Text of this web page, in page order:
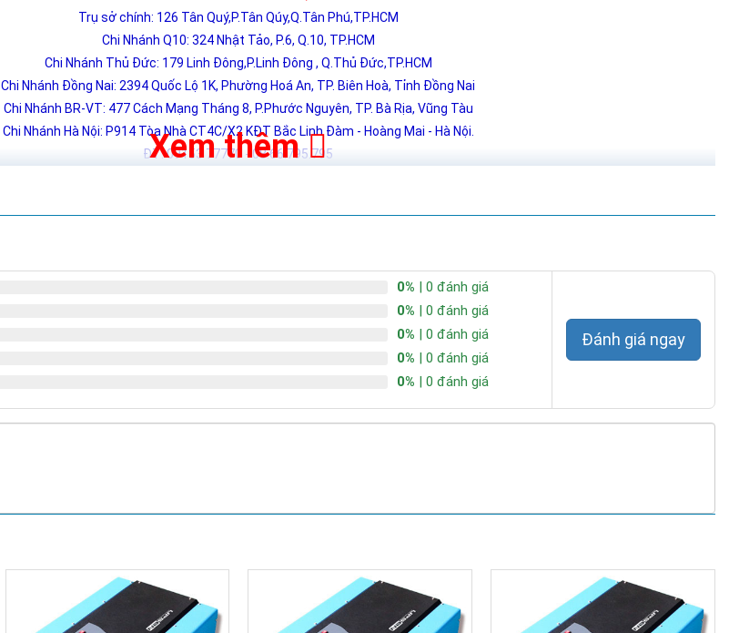
Trụ sở chính: 126 Tân Quý,P.Tân Qúy,Q.Tân Phú,TP.HCM
Chi Nhánh Q10: 324 Nhật Tảo, P.6, Q.10, TP.HCM
Chi Nhánh Thủ Đức: 179 Linh Đông,P.Linh Đông , Q.Thủ Đức,TP.HCM
Chi Nhánh Đồng Nai: 2394 Quốc Lộ 1K, Phường Hoá An, TP. Biên Hoà, Tỉnh Đồng Nai
Chi Nhánh BR-VT: 477 Cách Mạng Tháng 8, P.Phước Nguyên, TP. Bà Rịa, Vũng Tàu
Chi Nhánh Hà Nội: P914 Tòa Nhà CT4C/X2 KĐT Bắc Linh Đàm - Hoàng Mai - Hà Nội.
ĐT: 09153 77770 - 08.66.795.795
Xem thêm
0% | 0 đánh giá
0% | 0 đánh giá
0% | 0 đánh giá
0% | 0 đánh giá
0% | 0 đánh giá
Đánh giá ngay